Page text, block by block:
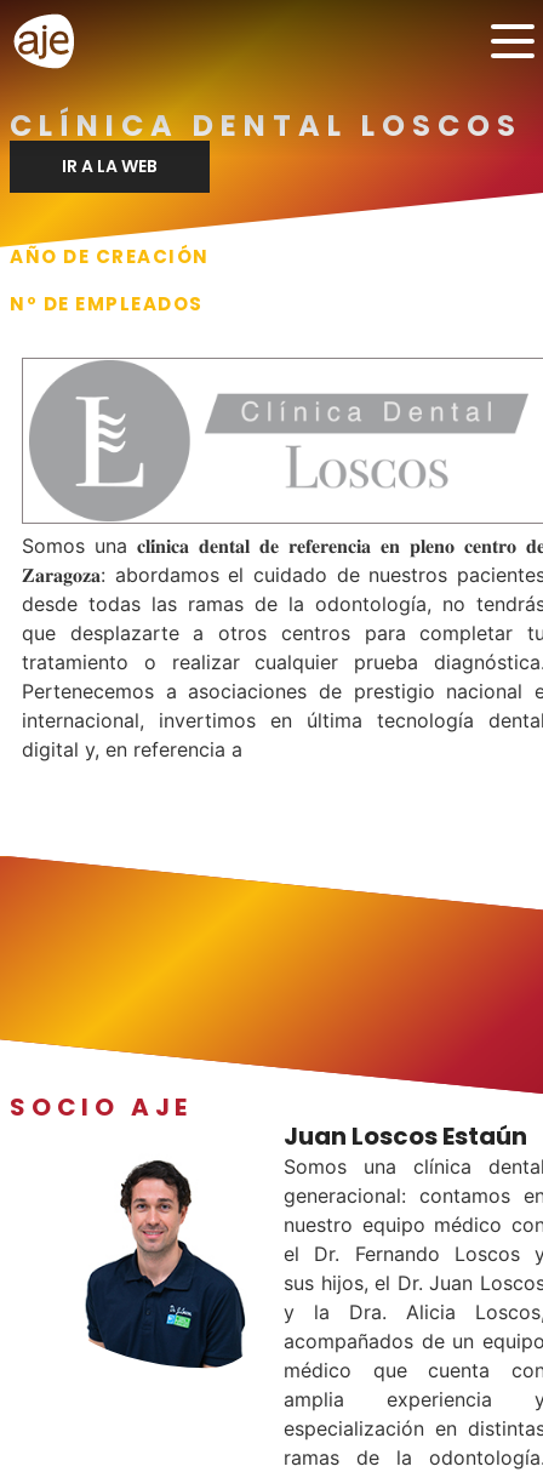
CLÍNICA DENTAL LOSCOS
IR A LA WEB
AÑO DE CREACIÓN
Nº DE EMPLEADOS
Somos una 𝐜𝐥𝐢́𝐧𝐢𝐜𝐚 𝐝𝐞𝐧𝐭𝐚𝐥 𝐝𝐞 𝐫𝐞𝐟𝐞𝐫𝐞𝐧𝐜𝐢𝐚 𝐞𝐧 𝐩𝐥𝐞𝐧𝐨 𝐜𝐞𝐧𝐭𝐫𝐨
𝐙𝐚𝐫𝐚𝐠𝐨𝐳𝐚: abordamos el cuidado de nuestros
desde todas las ramas de la odontología, no
que desplazarte a otros centros para completar
tratamiento o realizar cualquier prueba
⁣Pertenecemos a asociaciones de prestigio nacional
internacional, invertimos en última tecnología
digital y, en referencia a
SOCIO AJE
Juan Loscos Estaún
Somos una clínica
generacional: contamos
nuestro equipo médico
el Dr. Fernando Loscos
sus hijos, el Dr. Juan
y la Dra. Alicia
acompañados de un
médico que cuenta
amplia experiencia
especialización en
ramas de la